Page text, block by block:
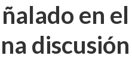
en el
discusión